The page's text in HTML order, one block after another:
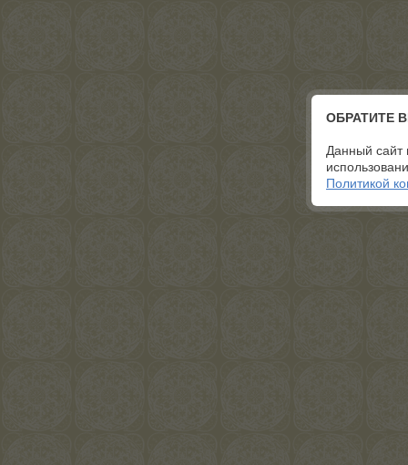
ОБРАТИТЕ
Данный сайт
Политикой